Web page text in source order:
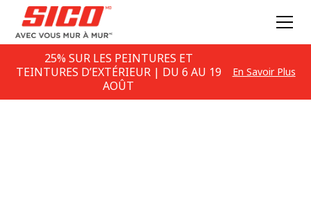
25% SUR LES PEINTURES ET
TEINTURES D’EXTÉRIEUR | DU 6 AU 19
AOÛT
En Savoir Plus